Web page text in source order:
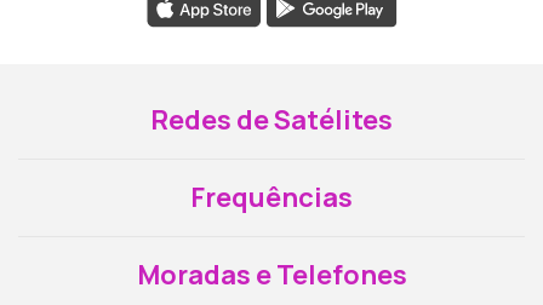
Redes de Satélites
Frequências
Moradas e Telefones